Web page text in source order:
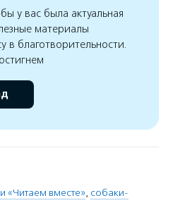
у вас была актуальная
материалы
в благотворительности.
«Читаем вместе», собаки-